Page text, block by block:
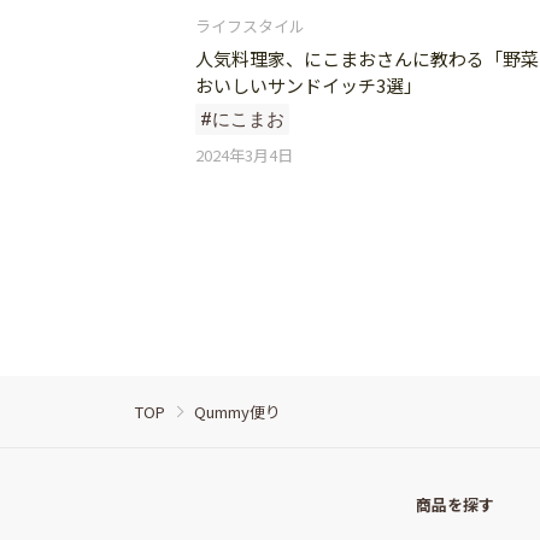
ライフスタイル
人気料理家、にこまおさんに教わる「野
おいしいサンドイッチ3選」
#にこまお
2024年3月4日
TOP Qummy便り
商品を探す